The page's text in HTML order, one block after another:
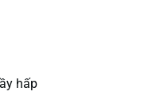
hấp